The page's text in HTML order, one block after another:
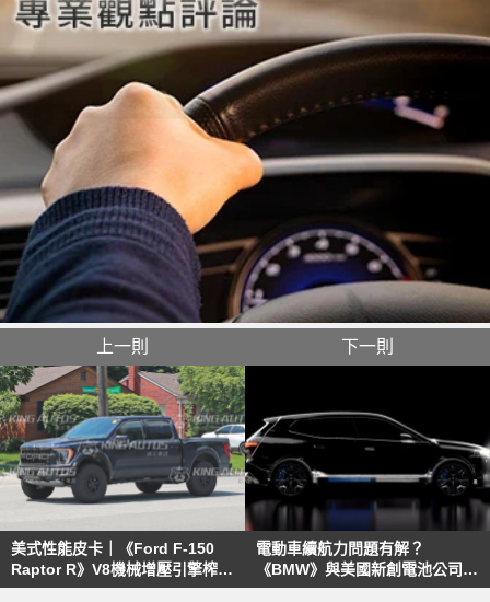
上一則
美式性能皮卡｜《Ford F-150
Raptor R》V8機械增壓引擎榨
700匹 年底發表
下一則
電動車續航力問題有解？
《BMW》與美國新創電池公司合
作將《iX》續航力推向966公里